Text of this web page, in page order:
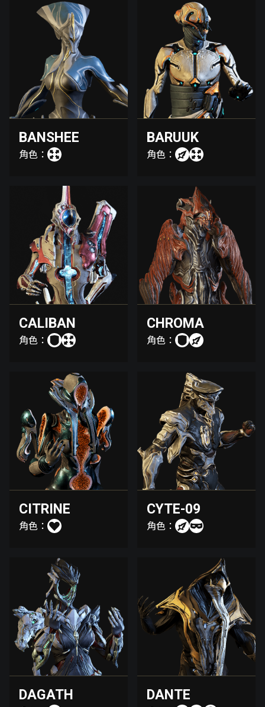
BANSHEE
角色：
BARUUK
角色：
CALIBAN
角色：
CHROMA
角色：
CITRINE
角色：
CYTE-09
角色：
DAGATH DANTE